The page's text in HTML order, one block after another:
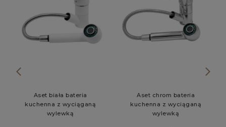
Aset biała bateria
kuchenna z wyciąganą
wylewką
Aset chrom bateria
kuchenna z wyciąganą
wylewką